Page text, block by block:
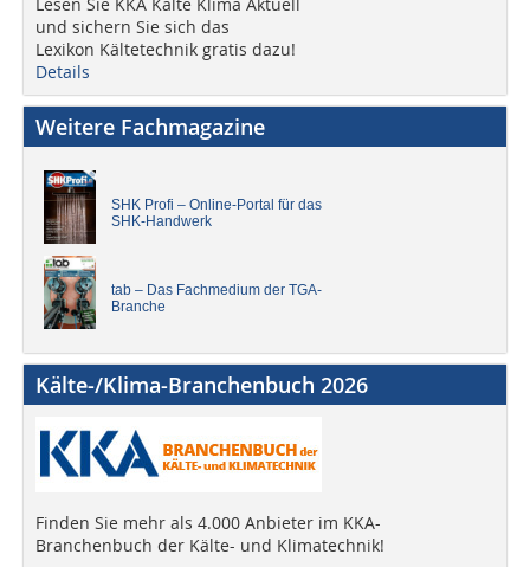
und sichern Sie sich das
Lexikon Kältetechnik gratis dazu!
Details
Weitere Fachmagazine
SHK Profi – Online-Portal für das
SHK-Handwerk
tab – Das Fachmedium der TGA-
Branche
Kälte-/Klima-Branchenbuch 2026
Finden Sie mehr als 4.000 Anbieter im KKA-
Branchenbuch der Kälte- und Klimatechnik!